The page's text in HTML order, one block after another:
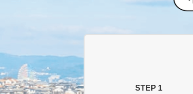
STEP 1